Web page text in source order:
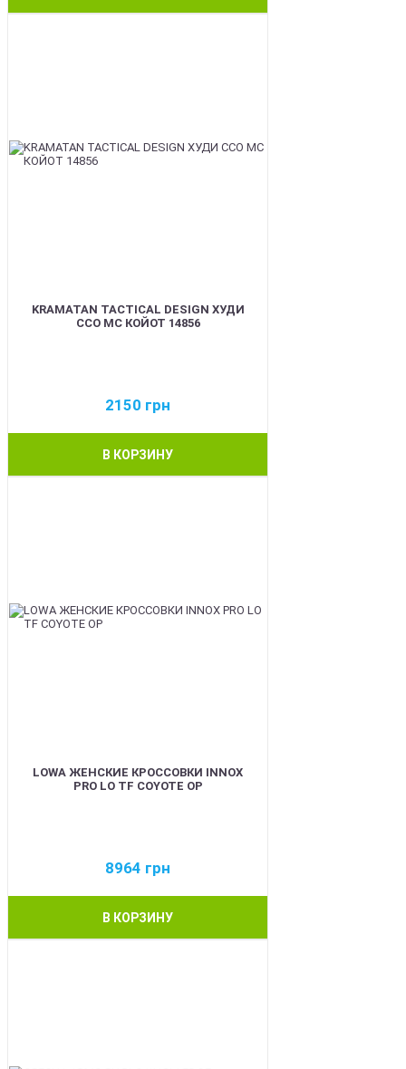
KRAMATAN TACTICAL DESIGN ХУДИ
ССО МС КОЙОТ 14856
2150 грн
В КОРЗИНУ
LOWA ЖЕНСКИЕ КРОССОВКИ INNOX
PRO LO TF COYOTE OP
8964 грн
В КОРЗИНУ